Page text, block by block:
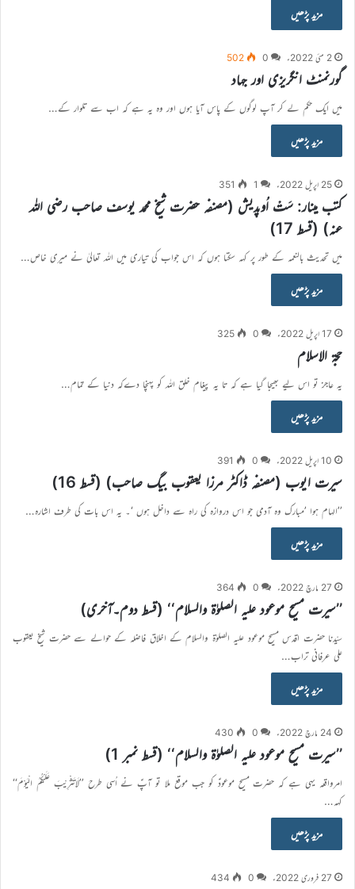
مزید پڑھیں
2 مئی 2022ء 0
502
گورنمنٹ انگریزی اور جہاد
میں ایک حکم لے کر آپ لوگوں کے پاس آیا ہوں اور وہ یہ ہے کہ اب سے تلوار کے…
مزید پڑھیں
25 اپریل 2022ء 1
351
کتب مینار: سَتْ اُوپدیش (مصنفہ حضرت شیخ محمد یوسف صاحب رضی اللہ
عنہ) (قسط 17)
میں تحدیث بالنعمہ کے طور پر کہہ سکتا ہوں کہ اس جواب کی تیاری میں اللہ تعالیٰ نے میری خاص…
مزید پڑھیں
17 اپریل 2022ء 0
325
حجۃ الاسلام
یہ عاجز تو اس لیے بھیجا گیا ہے کہ تا یہ پیغام خلق اللہ کو پہنچا دےکہ دنیا کے تمام…
مزید پڑھیں
10 اپریل 2022ء 0
391
سیرت ایوب (مصنفہ ڈاکٹر مرزا یعقوب بیگ صاحب) (قسط 16)
’’الہام ہوا ’مبارک وہ آدمی جو اس دروازہ کی راہ سے داخل ہوں ‘۔ یہ اس بات کی طرف اشارہ…
مزید پڑھیں
27 مارچ 2022ء 0
364
’’سیرت مسیح موعود علیہ الصلوٰۃ والسلام‘‘ (قسط دوم۔آخری)
سیّدنا حضرت اقدس مسیح موعود علیہ الصلوٰۃ والسلام کے اخلاق فاضلہ کے حوالے سے حضرت شیخ یعقوب
علی عرفانی تراب…
مزید پڑھیں
24 مارچ 2022ء 0
430
’’سیرت مسیح موعود علیہ الصلوٰۃ والسلام‘‘ (قسط نمبر 1)
امرواقعہ یہی ہے کہ حضرت مسیح موعودؑ کو جب موقع ملا تو آپؑ نے اُسی طرح ’’لَاتَثْرِیْبَ عَلَیْکُمُ الْیَوْمَ‘‘
کہہ…
مزید پڑھیں
27 فروری 2022ء 0
434